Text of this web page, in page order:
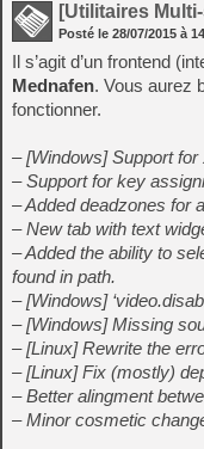
[Utilitaires
Posté le 28/07/2015 à
Il s’agit d’un frontend
Mednafen. Vous aurez
fonctionner.
– [Windows] Support for
– Support for key
– Added deadzones for
– New tab with text
– Added the ability to
found in path.
– [Windows]
– [Windows] Missing
– [Linux] Rewrite the
– [Linux] Fix (mostly)
– Better alingment
– Minor cosmetic